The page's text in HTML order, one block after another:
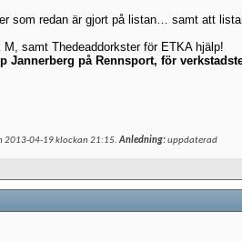
som redan är gjort på listan… samt att
samt Thedeaddorkster för ETKA hjälp!
Jannerberg på Rennsport, för
2013-04-19 klockan 21:15.Anledning:uppdaterad